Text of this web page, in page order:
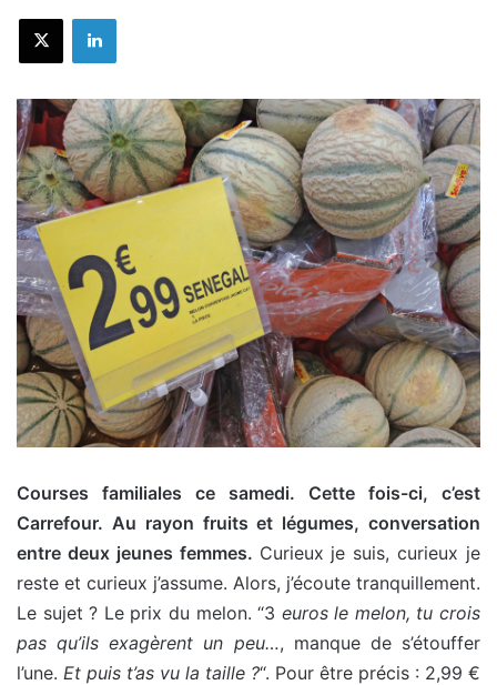
X Linkedin
Courses familiales ce samedi. Cette fois-ci, c’est
Carrefour. Au rayon fruits et légumes, conversation
entre deux jeunes femmes. Curieux je suis, curieux je
reste et curieux j’assume. Alors, j’écoute tranquillement.
Le sujet ? Le prix du melon. “3 euros le melon, tu crois
pas qu’ils exagèrent un peu…, manque de s’étouffer
l’une. Et puis t’as vu la taille ?“. Pour être précis : 2,99 €